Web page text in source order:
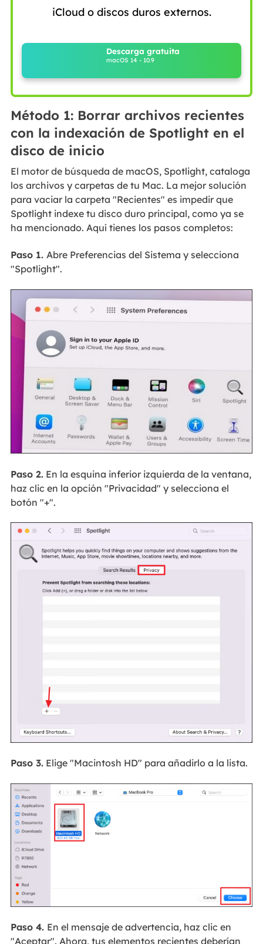
iCloud o discos duros externos.
Descarga gratuita
macOS 14 - 10.9
Método 1: Borrar archivos recientes
con la indexación de Spotlight en el
disco de inicio
El motor de búsqueda de macOS, Spotlight, cataloga
los archivos y carpetas de tu Mac. La mejor solución
para vaciar la carpeta "Recientes" es impedir que
Spotlight indexe tu disco duro principal, como ya se
ha mencionado. Aquí tienes los pasos completos:
Paso 1. Abre Preferencias del Sistema y selecciona
"Spotlight".
Paso 2.En la esquina inferior izquierda de la ventana,
haz clic en la opción "Privacidad" y selecciona el
botón "+".
Paso 3.Elige "Macintosh HD" para añadirlo a la lista.
Paso 4. En el mensaje de advertencia, haz clic en
"Aceptar". Ahora, tus elementos recientes deberían